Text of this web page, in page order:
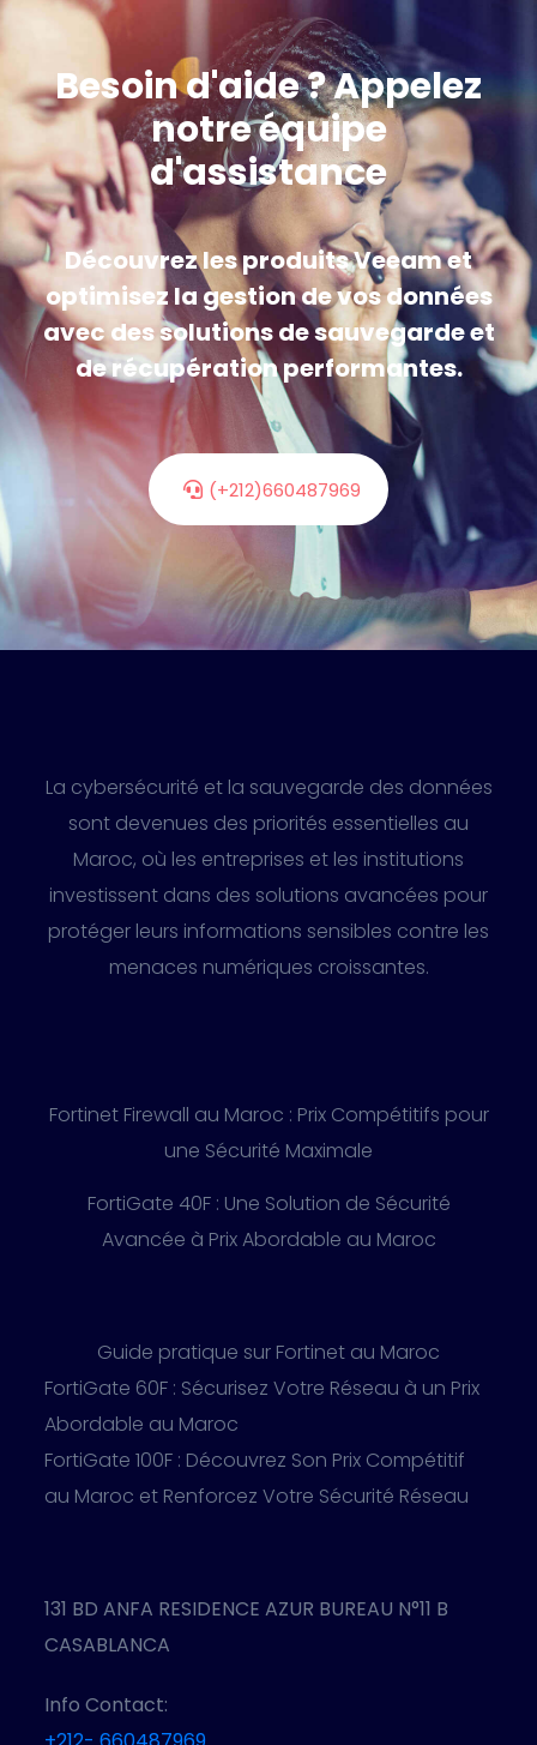
Besoin d'aide ? Appelez
notre équipe
d'assistance
Découvrez les produits Veeam et
optimisez la gestion de vos données
avec des solutions de sauvegarde et
de récupération performantes.
(+212)660487969
La cybersécurité et la sauvegarde des données
sont devenues des priorités essentielles au
Maroc, où les entreprises et les institutions
investissent dans des solutions avancées pour
protéger leurs informations sensibles contre les
menaces numériques croissantes.
Fortinet Firewall au Maroc : Prix Compétitifs pour
une Sécurité Maximale
FortiGate 40F : Une Solution de Sécurité
Avancée à Prix Abordable au Maroc
Guide pratique sur Fortinet au Maroc
FortiGate 60F : Sécurisez Votre Réseau à un Prix
Abordable au Maroc
FortiGate 100F : Découvrez Son Prix Compétitif
au Maroc et Renforcez Votre Sécurité Réseau
131 BD ANFA RESIDENCE AZUR BUREAU N°11 B
CASABLANCA
Info Contact: